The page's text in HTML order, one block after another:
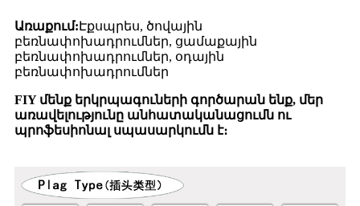
Առաքում:Էքսպրես, ծովային
բեռնափոխադրումներ, ցամաքային
բեռնափոխադրումներ, օդային
բեռնափոխադրումներ
FIY մենք երկրպագուների գործարան ենք, մեր
առավելությունը անհատականացումն ու
պրոֆեսիոնալ սպասարկումն է։